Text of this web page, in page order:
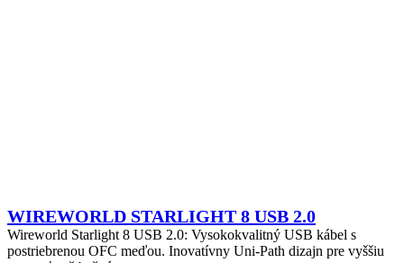
WIREWORLD STARLIGHT 8 USB 2.0
Wireworld Starlight 8 USB 2.0: Vysokokvalitný USB kábel s
postriebrenou OFC meďou. Inovatívny Uni-Path dizajn pre vyššiu